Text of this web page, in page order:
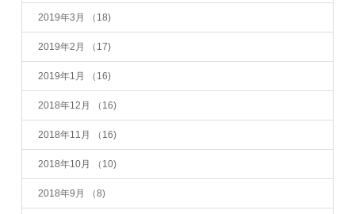
2019年3月 （18)
2019年2月 （17)
2019年1月 （16)
2018年12月 （16)
2018年11月 （16)
2018年10月 （10)
2018年9月 （8)